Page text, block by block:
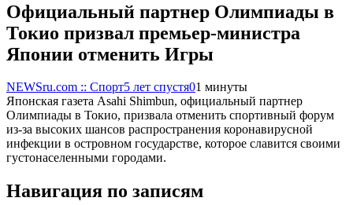
Официальный партнер Олимпиады в
Токио призвал премьер-министра
Японии отменить Игры
NEWSru.com :: Спорт5 лет спустя01 минуты
Японская газета Asahi Shimbun, официальный партнер
Олимпиады в Токио, призвала отменить спортивный форум
из-за высоких шансов распространения коронавирусной
инфекции в островном государстве, которое славится своими
густонаселенными городами.
Навигация по записям